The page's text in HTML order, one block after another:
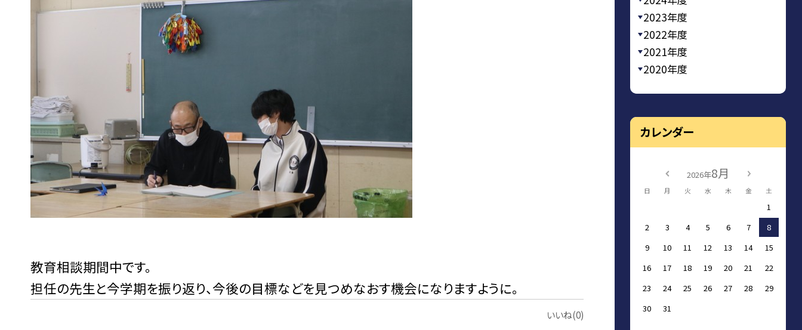
教育相談期間中です。
担任の先生と今学期を振り返り、今後の目標などを見つめなおす機会になりますように。
いいね(0)
2023年度
2022年度
2021年度
2020年度
カレンダー
2026年8月
日 月 火 水 木 金 土
1
2
3 4 5 6 7
8
9
10 11 12 13 14
15
16
17 18 19 20 21
22
23
24 25 26 27 28
29
30
31